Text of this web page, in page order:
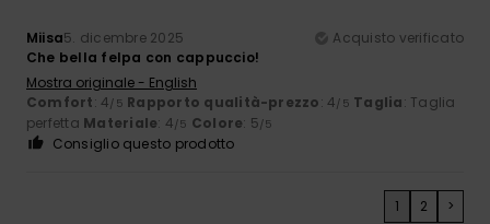
Miisa5. dicembre 2025
Acquisto verificato
Che bella felpa con cappuccio!
Mostra originale - English
Comfort: 4/5 Rapporto qualità-prezzo: 4/5 Taglia: Taglia
perfetta Materiale: 4/5 Colore: 5/5
Consiglio questo prodotto
1 2 >